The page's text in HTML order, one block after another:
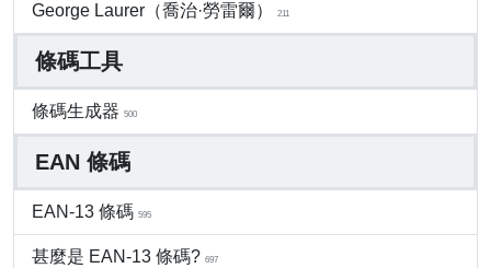
George Laurer（喬治·勞雷爾） 211
條碼工具
條碼生成器 500
EAN 條碼
EAN-13 條碼 595
甚麼是 EAN-13 條碼? 697